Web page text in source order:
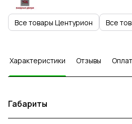
Все товары Центурион Все
Характеристики Отзывы
Габариты